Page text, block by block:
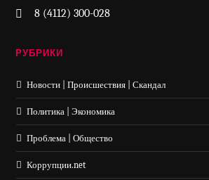
8 (4112) 300-028
РУБРИКИ
Новости | Происшествия | Скандал
Политика | Экономика
Проблема | Общество
Коррупции.net